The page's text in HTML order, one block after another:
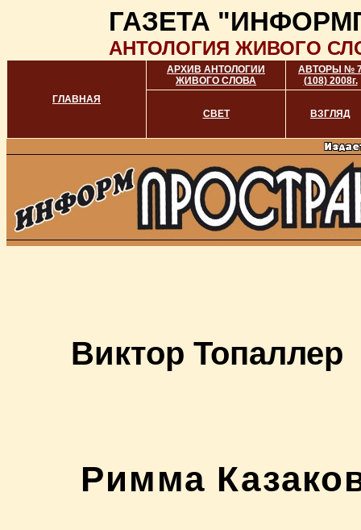
ГАЗЕТА
АНТОЛОГИЯ ЖИВОГО
ГЛАВНАЯ
АРХИВ АНТОЛОГИИ
ЖИВОГО СЛОВА
АВТОРЫ №
(108) 2008г.
СВЕТ ВЗГЛЯД
Виктор Топаллер
Римма